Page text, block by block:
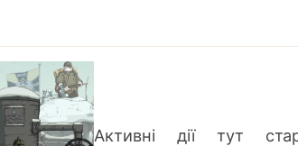
Активні дії тут